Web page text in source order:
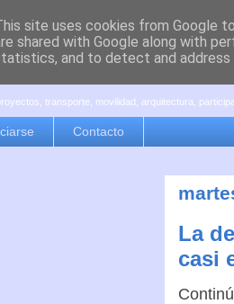
transporte, movilidad, arquitectura,
Contacto
La
casi
site uses cookies from Google
shared with Google along with
and to detect and address